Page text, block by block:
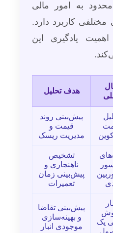
به امور مالی
کاربرد دارد.
یادگیری این
هدف تحلیل
پیش‌بینی روند
قیمت و
مدیریت ریسک
تشخیص
ناهنجاری و
پیش‌بینی زمان
تعمیرات
یک
پیش‌بینی تقاضا
و بهینه‌سازی
موجودی انبار